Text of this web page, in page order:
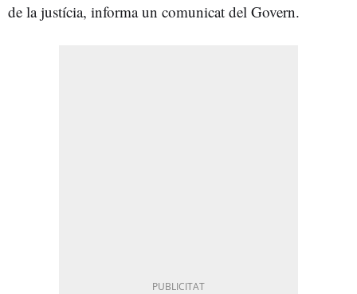
de la justícia, informa un comunicat del Govern.